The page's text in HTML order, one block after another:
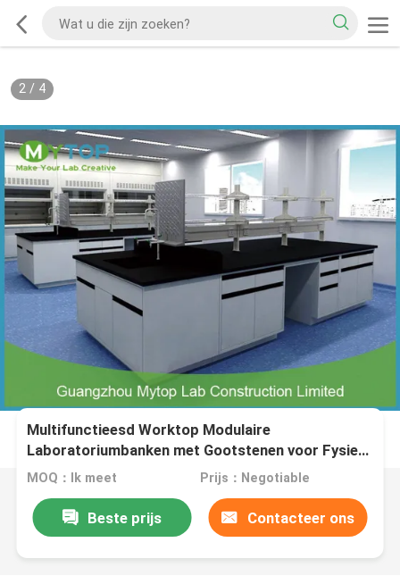
2/ 4
Multifunctieesd Worktop Modulaire
Laboratoriumbanken met Gootstenen voor Fysiek
Laboratorium
MOQ：Ik meet Prijs：Negotiable
Beste prijs Contacteer ons